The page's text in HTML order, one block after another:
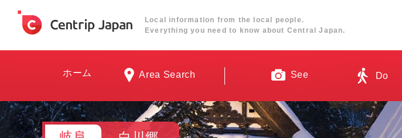
Local information from the local people.
Everything you need to know about Central Japan.
ホーム Area Search See Do